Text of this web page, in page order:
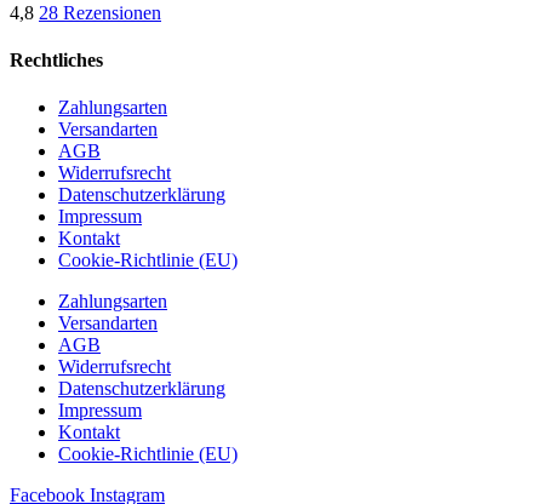
4,8 28 Rezensionen
Rechtliches
Zahlungsarten
Versandarten
AGB
Widerrufsrecht
Datenschutzerklärung
Impressum
Kontakt
Cookie-Richtlinie (EU)
Zahlungsarten
Versandarten
AGB
Widerrufsrecht
Datenschutzerklärung
Impressum
Kontakt
Cookie-Richtlinie (EU)
Facebook Instagram